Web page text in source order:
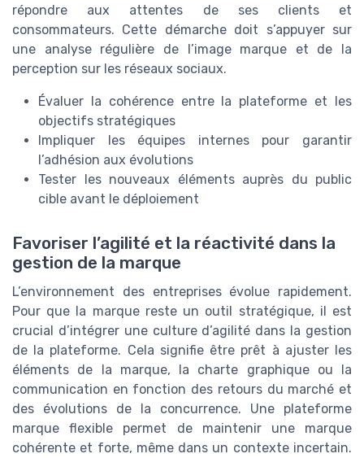
répondre aux attentes de ses clients et
consommateurs. Cette démarche doit s’appuyer sur
une analyse régulière de l’image marque et de la
perception sur les réseaux sociaux.
Évaluer la cohérence entre la plateforme et les
objectifs stratégiques
Impliquer les équipes internes pour garantir
l’adhésion aux évolutions
Tester les nouveaux éléments auprès du public
cible avant le déploiement
Favoriser l’agilité et la réactivité dans la
gestion de la marque
L’environnement des entreprises évolue rapidement.
Pour que la marque reste un outil stratégique, il est
crucial d’intégrer une culture d’agilité dans la gestion
de la plateforme. Cela signifie être prêt à ajuster les
éléments de la marque, la charte graphique ou la
communication en fonction des retours du marché et
des évolutions de la concurrence. Une plateforme
marque flexible permet de maintenir une marque
cohérente et forte, même dans un contexte incertain.